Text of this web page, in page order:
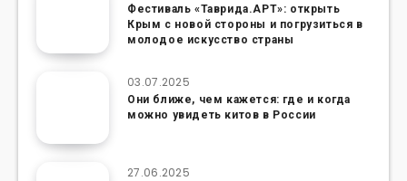
Фестиваль «Таврида.АРТ»: открыть
Крым с новой стороны и погрузиться в
молодое искусство страны
03.07.2025
Они ближе, чем кажется: где и когда
можно увидеть китов в России
27.06.2025